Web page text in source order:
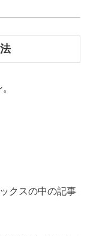
クスの中の記事